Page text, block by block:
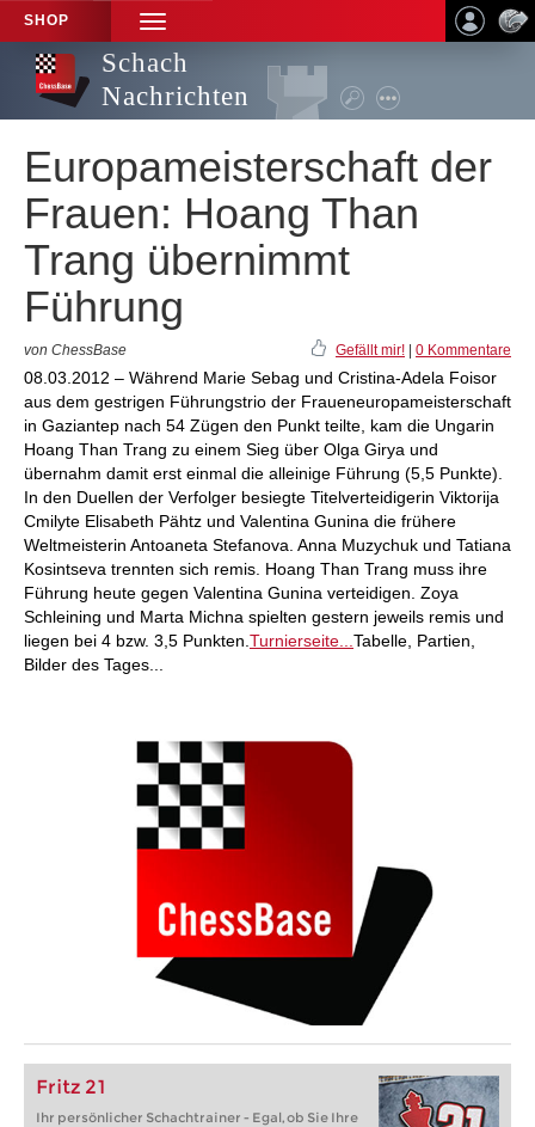
SHOP
TOGGLE
NAVIGATION
Schach
Nachrichten
Europameisterschaft der
Frauen: Hoang Than
Trang übernimmt
Führung
von ChessBase Gefällt mir! 0 Kommentare
08.03.2012 – Während Marie Sebag und Cristina-Adela Foisor
aus dem gestrigen Führungstrio der Fraueneuropameisterschaft
in Gaziantep nach 54 Zügen den Punkt teilte, kam die Ungarin
Hoang Than Trang zu einem Sieg über Olga Girya und
übernahm damit erst einmal die alleinige Führung (5,5 Punkte).
In den Duellen der Verfolger besiegte Titelverteidigerin Viktorija
Cmilyte Elisabeth Pähtz und Valentina Gunina die frühere
Weltmeisterin Antoaneta Stefanova. Anna Muzychuk und Tatiana
Kosintseva trennten sich remis. Hoang Than Trang muss ihre
Führung heute gegen Valentina Gunina verteidigen. Zoya
Schleining und Marta Michna spielten gestern jeweils remis und
liegen bei 4 bzw. 3,5 Punkten. Turnierseite... Tabelle, Partien,
Bilder des Tages...
Fritz 21
Ihr persönlicher Schachtrainer - Egal, ob Sie Ihre